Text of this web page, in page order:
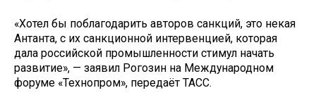
«Хотел бы поблагодарить авторов санкций, это некая
Антанта, с их санкционной интервенцией, которая
дала российской промышленности стимул начать
развитие», — заявил Рогозин на Международном
форуме «Технопром», передаёт ТАСС.